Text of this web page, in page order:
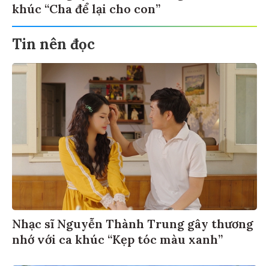
khúc “Cha để lại cho con”
Tin nên đọc
Nhạc sĩ Nguyễn Thành Trung gây thương
nhớ với ca khúc “Kẹp tóc màu xanh”